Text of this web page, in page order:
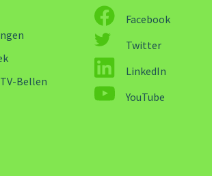
Bellen
Facebook
Twitter
LinkedIn
YouTube